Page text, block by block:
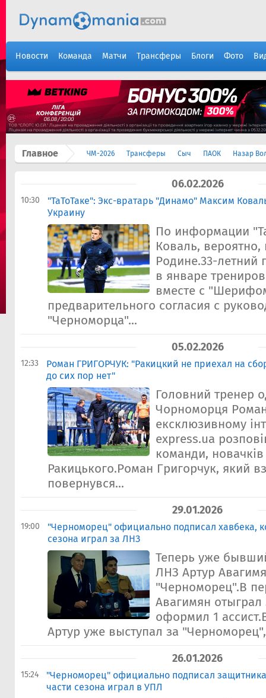
Новости Команда Матчи Трансферы Блоги Фото
Главное ЧМ-2026 Трансферы Сыч ПАОК Назар
06.02.2026
10:30
"ТаТоТаке": Экс-вратарь "Динамо" Максим
Украину
По информации
Коваль, вероятно,
Родине.33-летний
в январе
вместе с
предварительного согласия с
"Черноморца"...
05.02.2026
12:33
Роман ГРИГОРЧУК: "Ракицкий не приехал на
до сих пор нет"
Головний тренер
Чорноморця
ексклюзивному
express.ua
команди,
Ракицького.Роман Григорчук, який
повернувся...
29.01.2026
19:00
"Черноморец" официально подписал хавбека,
сезона играл за ЛНЗ
Теперь уже
ЛНЗ Артур
"Черноморец".В
Авагимян
оформил 1
Артур уже выступал за
26.01.2026
15:24
"Черноморец" официально подписал
части сезона играл в УПЛ